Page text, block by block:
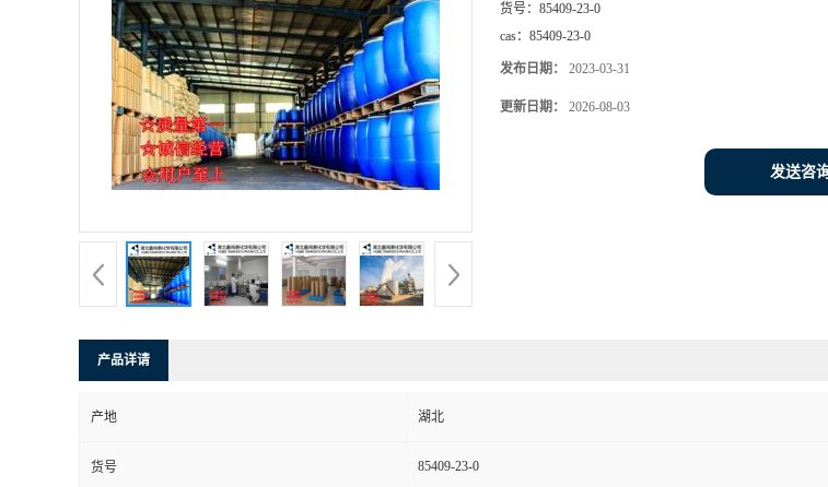
货号： 85409-23-0
cas： 85409-23-0
发布日期： 2023-03-31
更新日期： 2026-08-03
发送咨
产品详请
产地 湖北
货号 85409-23-0